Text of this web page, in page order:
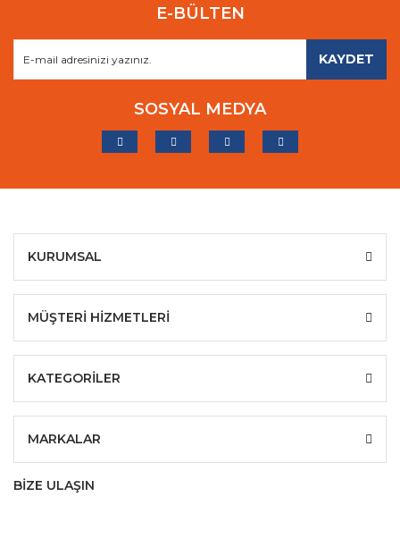
E-BÜLTEN
KAYDET
SOSYAL MEDYA
KURUMSAL
MÜŞTERİ HİZMETLERİ
KATEGORİLER
MARKALAR
BİZE ULAŞIN